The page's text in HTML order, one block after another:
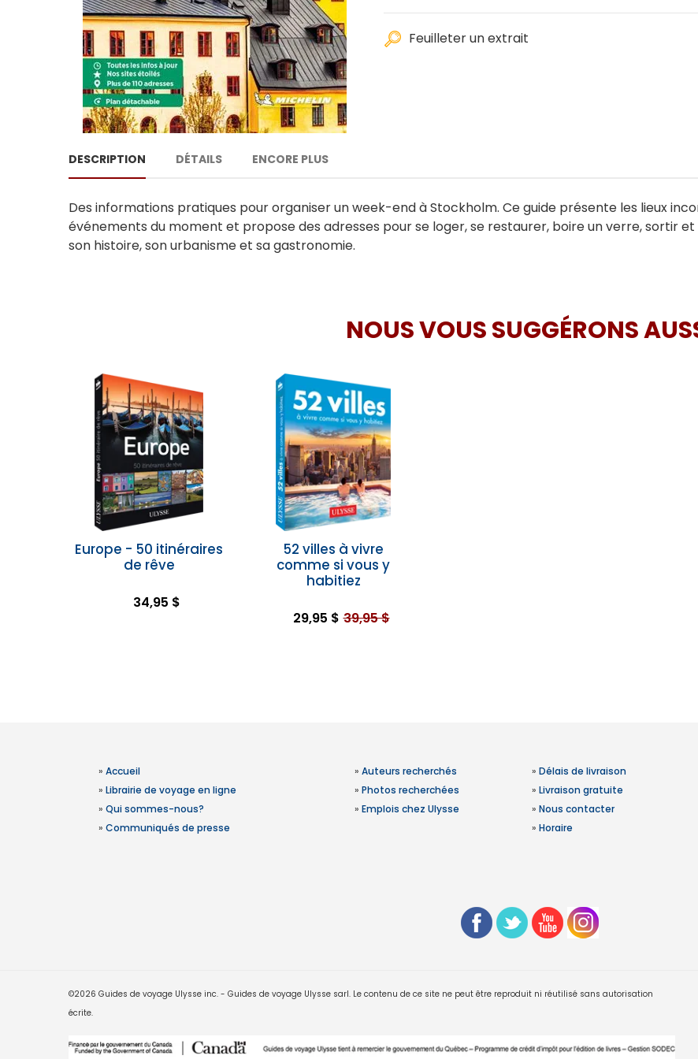
Feuilleter un extrait
DESCRIPTION DÉTAILS ENCORE PLUS
Des informations pratiques pour organiser un week-end à Stockholm. Ce guide présente les lieux
événements du moment et propose des adresses pour se loger, se restaurer, boire un verre, sortir
son histoire, son urbanisme et sa gastronomie.
NOUS VOUS SUGGÉRONS
Europe - 50 itinéraires
de rêve
34,95 $
52 villes à vivre
comme si vous y
habitiez
29,95 $ 39,95 $
» Accueil
» Librairie de voyage en ligne
» Qui sommes-nous?
» Communiqués de presse
» Auteurs recherchés
» Photos recherchées
» Emplois chez Ulysse
» Délais de livraison
» Livraison gratuite
» Nous contacter
» Horaire
©2026 Guides de voyage Ulysse inc. - Guides de voyage Ulysse sarl. Le contenu de ce site ne peut être reproduit ni réutilisé sans autorisation
écrite.